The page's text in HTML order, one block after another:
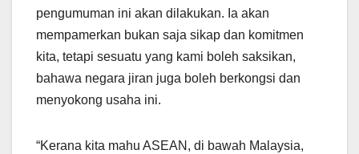
pengumuman ini akan dilakukan. Ia akan
mempamerkan bukan saja sikap dan komitmen
kita, tetapi sesuatu yang kami boleh saksikan,
bahawa negara jiran juga boleh berkongsi dan
menyokong usaha ini.
“Kerana kita mahu ASEAN, di bawah Malaysia,